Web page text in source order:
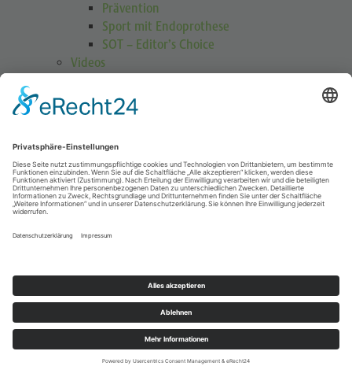
Prävention
Sport mit Endoprothese
SOT – Editor’s Choice
Videos
Schulterübungen
Höhenmedizin
Publikationen
Publikationen